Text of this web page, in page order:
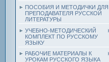
ПОСОБИЯ И МЕТОДИЧКИ ДЛЯ
ПРЕПОДАВАТЕЛЯ РУССКОЙ
ЛИТЕРАТУРЫ
УЧЕБНО-МЕТОДИЧЕСКИЙ
КОМПЛЕКТ ПО РУССКОМУ
ЯЗЫКУ
РАБОЧИЕ МАТЕРИАЛЫ К
УРОКАМ РУССКОГО ЯЗЫКА